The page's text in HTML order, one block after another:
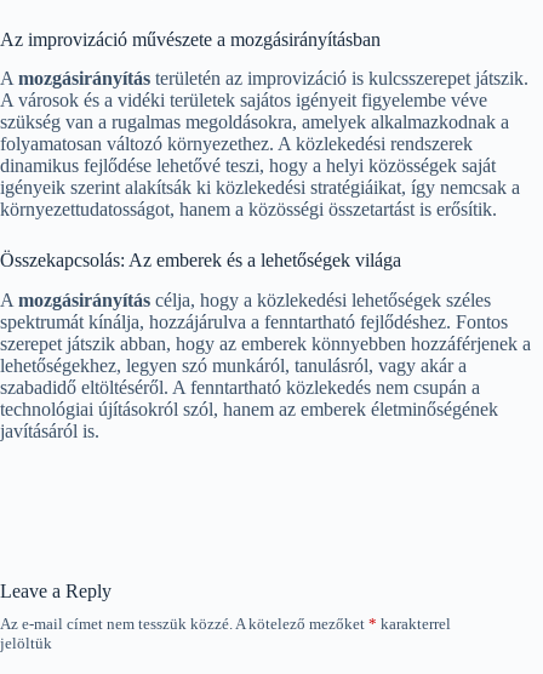
Az improvizáció művészete a mozgásirányításban
Amozgásirányítás területén az improvizáció is kulcsszerepet játszik.
A városok és a vidéki területek sajátos igényeit figyelembe véve
szükség van a rugalmas megoldásokra, amelyek alkalmazkodnak a
folyamatosan változó környezethez. A közlekedési rendszerek
dinamikus fejlődése lehetővé teszi, hogy a helyi közösségek saját
igényeik szerint alakítsák ki közlekedési stratégiáikat, így nemcsak a
környezettudatosságot, hanem a közösségi összetartást is erősítik.
Összekapcsolás: Az emberek és a lehetőségek világa
A mozgásirányítás célja, hogy a közlekedési lehetőségek széles
spektrumát kínálja, hozzájárulva a fenntartható fejlődéshez. Fontos
szerepet játszik abban, hogy az emberek könnyebben hozzáférjenek a
lehetőségekhez, legyen szó munkáról, tanulásról, vagy akár a
szabadidő eltöltéséről. A fenntartható közlekedés nem csupán a
technológiai újításokról szól, hanem az emberek életminőségének
javításáról is.
Leave a Reply
Az e-mail címet nem tesszük közzé.A kötelező mezőket * karakterrel
jelöltük